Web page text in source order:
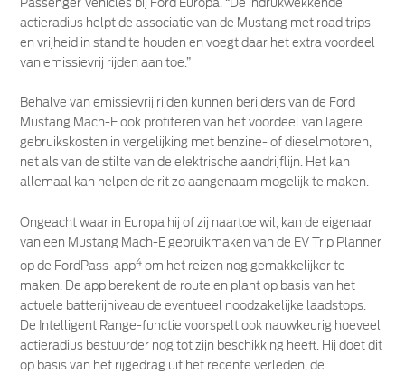
Passenger Vehicles bij Ford Europa. “De indrukwekkende
actieradius helpt de associatie van de Mustang met road trips
en vrijheid in stand te houden en voegt daar het extra voordeel
van emissievrij rijden aan toe.”
Behalve van emissievrij rijden kunnen berijders van de Ford
Mustang Mach-E ook profiteren van het voordeel van lagere
gebruikskosten in vergelijking met benzine- of dieselmotoren,
net als van de stilte van de elektrische aandrijflijn. Het kan
allemaal kan helpen de rit zo aangenaam mogelijk te maken.
Ongeacht waar in Europa hij of zij naartoe wil, kan de eigenaar
van een Mustang Mach-E gebruikmaken van de EV Trip Planner
op de FordPass-app4 om het reizen nog gemakkelijker te
maken. De app berekent de route en plant op basis van het
actuele batterijniveau de eventueel noodzakelijke laadstops.
De Intelligent Range-functie voorspelt ook nauwkeurig hoeveel
actieradius bestuurder nog tot zijn beschikking heeft. Hij doet dit
op basis van het rijgedrag uit het recente verleden, de